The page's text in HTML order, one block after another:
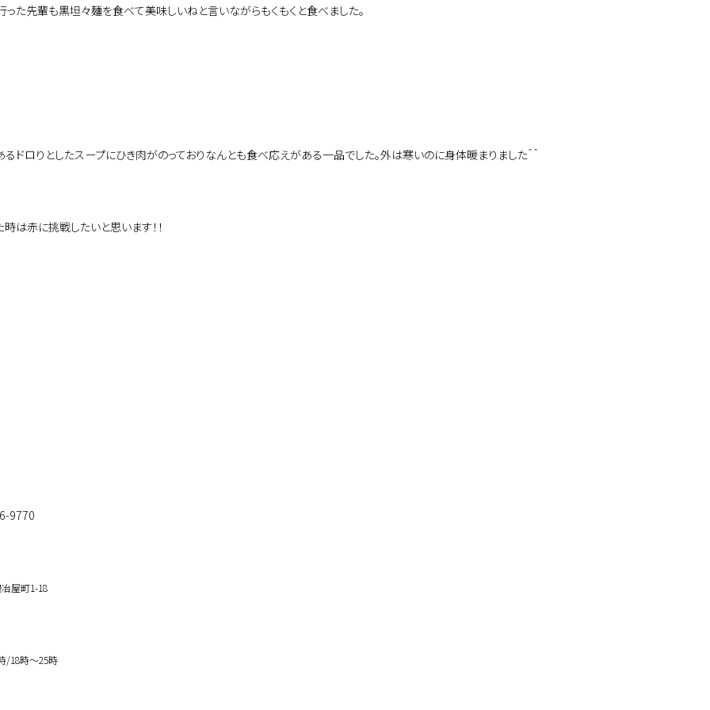
った先輩も黒坦々麺を食べて美味しいねと言いながらもくもくと食べました。
るドロりとしたスープにひき肉がのっておりなんとも食べ応えがある一品でした。外は寒いのに身体暖まりました＾＾
は赤に挑戦したいと思います！！
9770
屋町1-18
/18時～25時